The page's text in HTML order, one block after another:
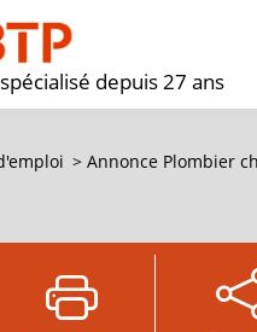
depuis 27 ans
> Annonce Plombier